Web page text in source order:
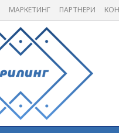
МАРКЕТИНГ ПАРТНЕРИ